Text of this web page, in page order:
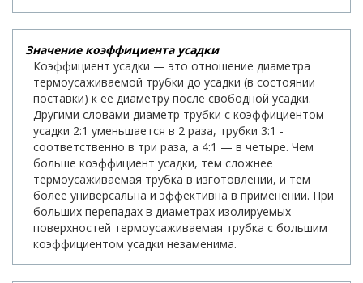
Значение коэффициента усадки
Коэффициент усадки — это отношение диаметра
термоусаживаемой трубки до усадки (в состоянии
поставки) к ее диаметру после свободной усадки.
Другими словами диаметр трубки с коэффициентом
усадки 2:1 уменьшается в 2 раза, трубки 3:1 -
соответственно в три раза, а 4:1 — в четыре. Чем
больше коэффициент усадки, тем сложнее
термоусаживаемая трубка в изготовлении, и тем
более универсальна и эффективна в применении. При
больших перепадах в диаметрах изолируемых
поверхностей термоусаживаемая трубка с большим
коэффициентом усадки незаменима.